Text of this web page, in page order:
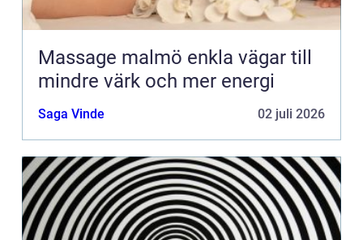
Massage malmö enkla vägar till
mindre värk och mer energi
Saga Vinde 02 juli 2026